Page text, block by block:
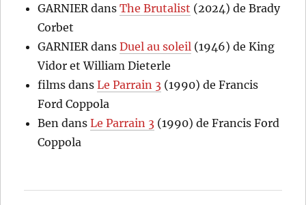
GARNIER dansThe Brutalist (2024) de Brady
Corbet
GARNIER dansDuel au soleil (1946) de King
Vidor et William Dieterle
films dansLe Parrain 3 (1990) de Francis
Ford Coppola
Ben dansLe Parrain 3 (1990) de Francis Ford
Coppola